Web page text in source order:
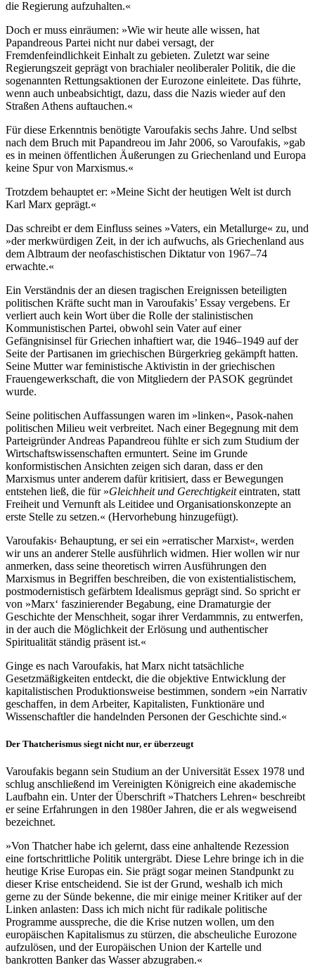
die Regierung aufzuhalten.«
Doch er muss einräumen: »Wie wir heute alle wissen, hat
Papandreous Partei nicht nur dabei versagt, der
Fremdenfeindlichkeit Einhalt zu gebieten. Zuletzt war seine
Regierungszeit geprägt von brachialer neoliberaler Politik, die die
sogenannten Rettungsaktionen der Eurozone einleitete. Das führte,
wenn auch unbeabsichtigt, dazu, dass die Nazis wieder auf den
Straßen Athens auftauchen.«
Für diese Erkenntnis benötigte Varoufakis sechs Jahre. Und selbst
nach dem Bruch mit Papandreou im Jahr 2006, so Varoufakis, »gab
es in meinen öffentlichen Äußerungen zu Griechenland und Europa
keine Spur von Marxismus.«
Trotzdem behauptet er: »Meine Sicht der heutigen Welt ist durch
Karl Marx geprägt.«
Das schreibt er dem Einfluss seines »Vaters, ein Metallurge« zu, und
»der merkwürdigen Zeit, in der ich aufwuchs, als Griechenland aus
dem Albtraum der neofaschistischen Diktatur von 1967–74
erwachte.«
Ein Verständnis der an diesen tragischen Ereignissen beteiligten
politischen Kräfte sucht man in Varoufakis’ Essay vergebens. Er
verliert auch kein Wort über die Rolle der stalinistischen
Kommunistischen Partei, obwohl sein Vater auf einer
Gefängnisinsel für Griechen inhaftiert war, die 1946–1949 auf der
Seite der Partisanen im griechischen Bürgerkrieg gekämpft hatten.
Seine Mutter war feministische Aktivistin in der griechischen
Frauengewerkschaft, die von Mitgliedern der PASOK gegründet
wurde.
Seine politischen Auffassungen waren im »linken«, Pasok-nahen
politischen Milieu weit verbreitet. Nach einer Begegnung mit dem
Parteigründer Andreas Papandreou fühlte er sich zum Studium der
Wirtschaftswissenschaften ermuntert. Seine im Grunde
konformistischen Ansichten zeigen sich daran, dass er den
Marxismus unter anderem dafür kritisiert, dass er Bewegungen
entstehen ließ, die für »Gleichheit und Gerechtigkeiteintraten, statt
Freiheit und Vernunft als Leitidee und Organisationskonzepte an
erste Stelle zu setzen.« (Hervorhebung hinzugefügt).
Varoufakis‹ Behauptung, er sei ein »erratischer Marxist«, werden
wir uns an anderer Stelle ausführlich widmen. Hier wollen wir nur
anmerken, dass seine theoretisch wirren Ausführungen den
Marxismus in Begriffen beschreiben, die von existentialistischem,
postmodernistisch gefärbtem Idealismus geprägt sind. So spricht er
von »Marx‘ faszinierender Begabung, eine Dramaturgie der
Geschichte der Menschheit, sogar ihrer Verdammnis, zu entwerfen,
in der auch die Möglichkeit der Erlösung und authentischer
Spiritualität ständig präsent ist.«
Ginge es nach Varoufakis, hat Marx nicht tatsächliche
Gesetzmäßigkeiten entdeckt, die die objektive Entwicklung der
kapitalistischen Produktionsweise bestimmen, sondern »ein Narrativ
geschaffen, in dem Arbeiter, Kapitalisten, Funktionäre und
Wissenschaftler die handelnden Personen der Geschichte sind.«
Der Thatcherismus siegt nicht nur, er überzeugt
Varoufakis begann sein Studium an der Universität Essex 1978 und
schlug anschließend im Vereinigten Königreich eine akademische
Laufbahn ein. Unter der Überschrift »Thatchers Lehren« beschreibt
er seine Erfahrungen in den 1980er Jahren, die er als wegweisend
bezeichnet.
»Von Thatcher habe ich gelernt, dass eine anhaltende Rezession
eine fortschrittliche Politik untergräbt. Diese Lehre bringe ich in die
heutige Krise Europas ein. Sie prägt sogar meinen Standpunkt zu
dieser Krise entscheidend. Sie ist der Grund, weshalb ich mich
gerne zu der Sünde bekenne, die mir einige meiner Kritiker auf der
Linken anlasten: Dass ich mich nicht für radikale politische
Programme ausspreche, die die Krise nutzen wollen, um den
europäischen Kapitalismus zu stürzen, die abscheuliche Eurozone
aufzulösen, und der Europäischen Union der Kartelle und
bankrotten Banker das Wasser abzugraben.«